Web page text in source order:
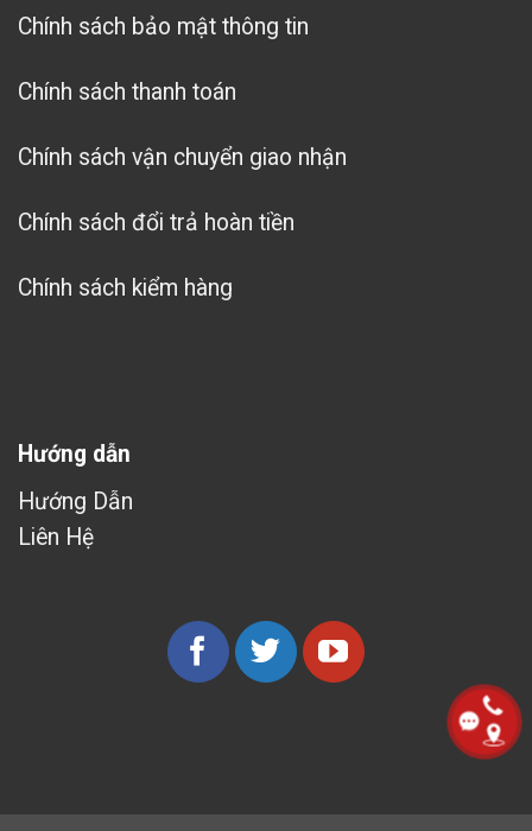
Chính sách bảo mật thông tin
Chính sách thanh toán
Chính sách vận chuyển giao nhận
Chính sách đổi trả hoàn tiền
Chính sách kiểm hàng
Hướng dẫn
Hướng Dẫn
Liên Hệ